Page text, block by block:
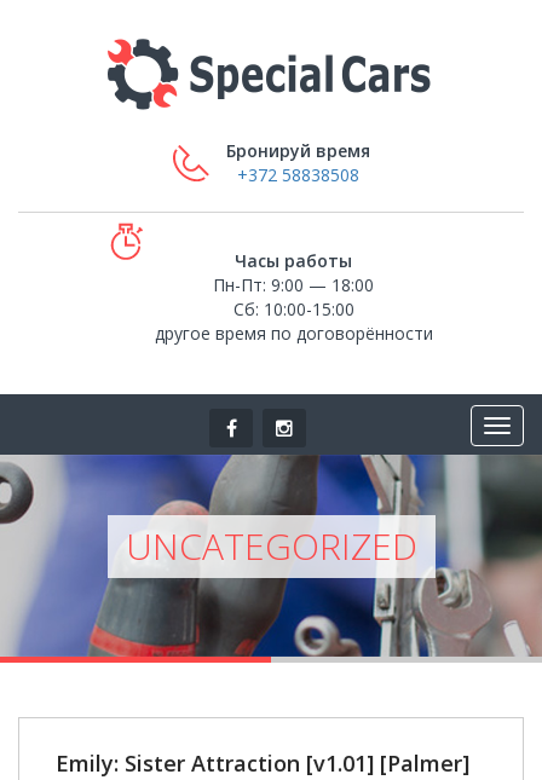
Бронируй время
+372 58838508
Часы работы
Пн-Пт: 9:00 — 18:00
Сб: 10:00-15:00
другое время по договорённости
UNCATEGORIZED
Emily: Sister Attraction [v1.01] [Palmer]